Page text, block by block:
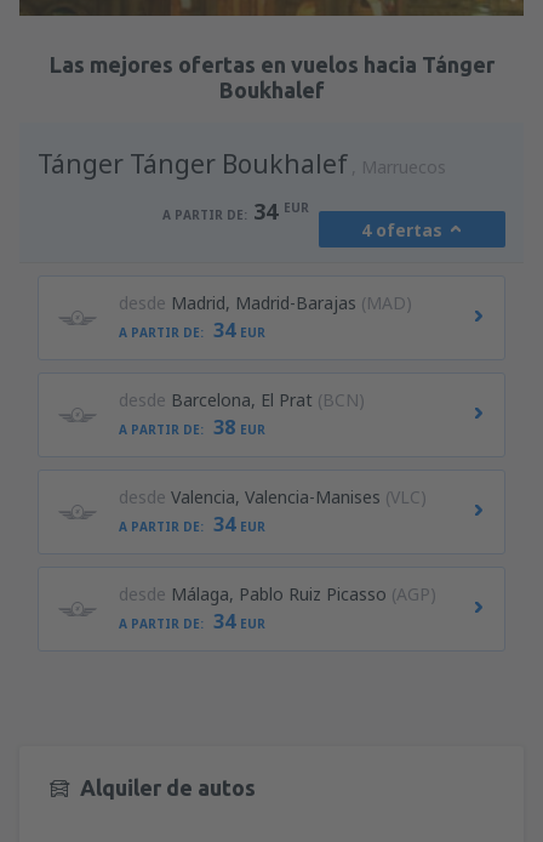
Revisa los detalles
Las mejores ofertas en vuelos hacia Tánger
Boukhalef
Tánger Tánger Boukhalef Marruecos
A PARTIR DE: 34 EUR
4 ofertas
desde Madrid, Madrid-Barajas (MAD)
A PARTIR DE: 34 EUR
desde Barcelona, El Prat (BCN)
A PARTIR DE: 38 EUR
desde Valencia, Valencia-Manises (VLC)
A PARTIR DE: 34 EUR
desde Málaga, Pablo Ruiz Picasso (AGP)
A PARTIR DE: 34 EUR
Alquiler de autos